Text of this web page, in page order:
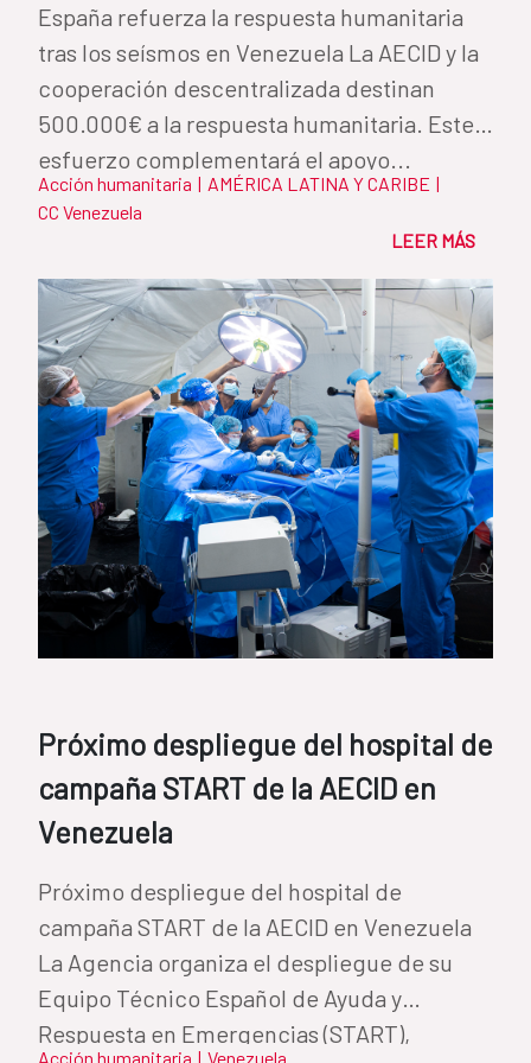
España refuerza la respuesta humanitaria
tras los seísmos en Venezuela La AECID y la
cooperación descentralizada destinan
500.000€ a la respuesta humanitaria. Este
esfuerzo complementará el apoyo...
Acción humanitaria | AMÉRICA LATINA Y CARIBE |
CC Venezuela
LEER MÁS
Próximo despliegue del hospital de
campaña START de la AECID en
Venezuela
Próximo despliegue del hospital de
campaña START de la AECID en Venezuela
La Agencia organiza el despliegue de su
Equipo Técnico Español de Ayuda y
Respuesta en Emergencias (START),
Acción humanitaria | Venezuela